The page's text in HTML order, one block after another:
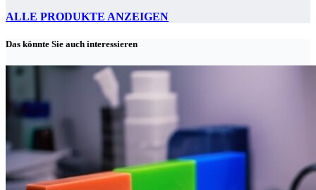
ALLE PRODUKTE ANZEIGEN
Das könnte Sie auch interessieren